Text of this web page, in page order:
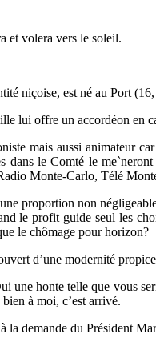
et volera vers le soleil.
niçoise, est né au Port
lui offre un accordéon en
mais aussi animateur
dans le Comté le
Monte-Carlo, Télé
proportion non
le profit guide seul les
le chômage pour horizon?
d’une modernité
une honte telle que vous
à moi, c’est arrivé.
la demande du Président